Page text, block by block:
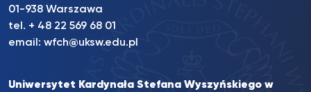
01-938 Warszawa
tel. + 48 22 569 68 01
email: wfch@uksw.edu.pl
Uniwersytet Kardynała Stefana Wyszyńskiego w